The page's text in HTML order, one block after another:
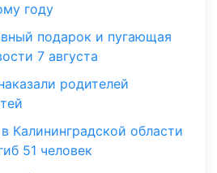
году
подарок и пугающая
7 августа
родителей
Калининградской области
51 человек